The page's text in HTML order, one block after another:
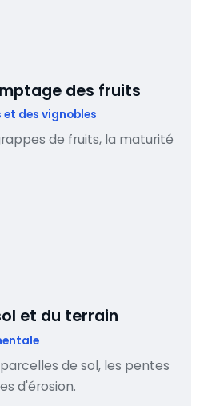
des fruits
et des vignobles
de fruits, la maturité
et du terrain
de sol, les pentes
d'érosion.